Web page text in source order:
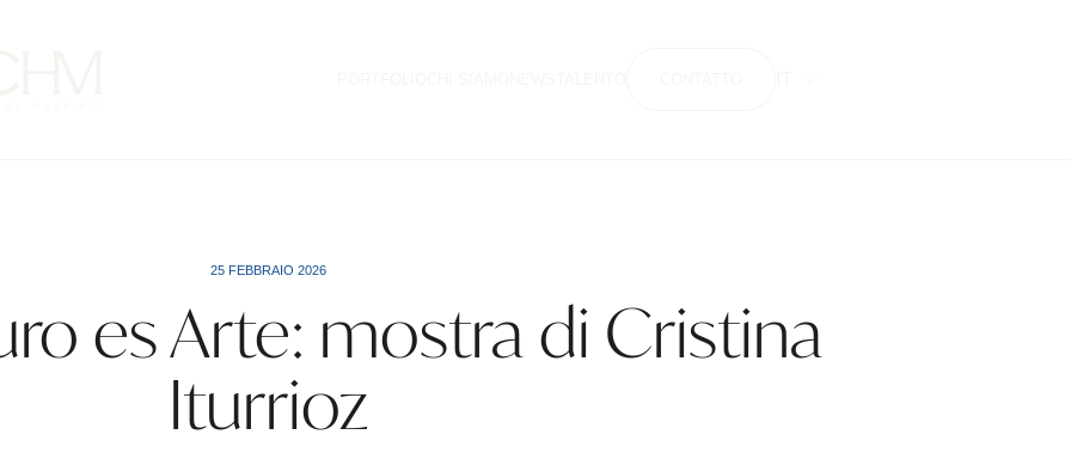
25 FEBBRAIO 2026
es Arte: mostra di Cristina
Iturrioz